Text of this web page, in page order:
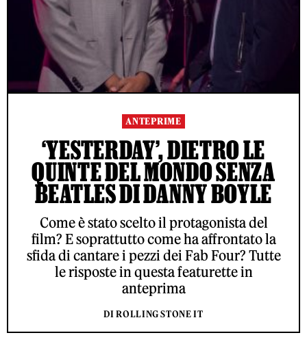
ANTEPRIME
‘YESTERDAY’, DIETRO LE
QUINTE DEL MONDO SENZA
BEATLES DI DANNY BOYLE
Come è stato scelto il protagonista del
film? E soprattutto come ha affrontato la
sfida di cantare i pezzi dei Fab Four? Tutte
le risposte in questa featurette in
anteprima
DI ROLLING STONE IT